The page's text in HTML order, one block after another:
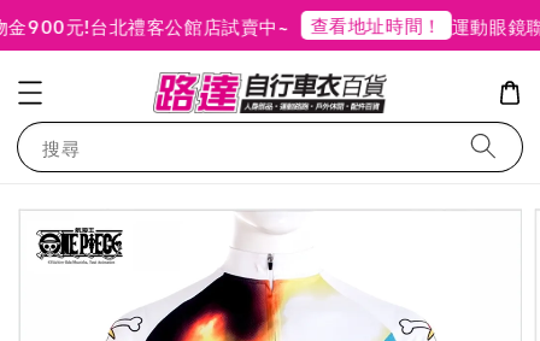
900元!台北禮客公館店試賣中~ 查看地址時間！ 運動眼鏡
搜尋